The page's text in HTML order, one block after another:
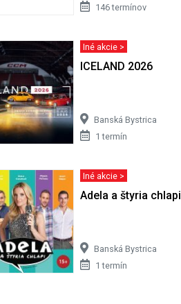
146 termínov
Iné akcie >
ICELAND 2026
Banská Bystrica
1 termín
Iné akcie >
Adela a štyria chlapi
Banská Bystrica
1 termín